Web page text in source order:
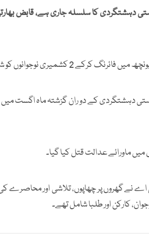
نوجوانوں کو شہید کردیا۔
ماورائے عدالت قتل کیا گیا۔